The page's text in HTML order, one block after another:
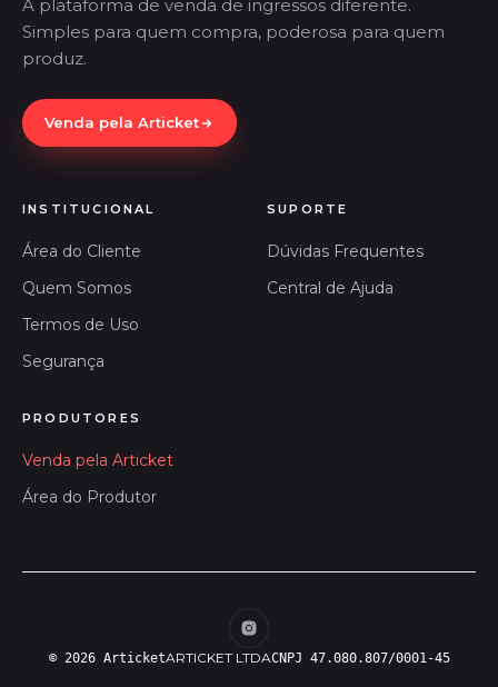
A plataforma de venda de ingressos diferente.
Simples para quem compra, poderosa para quem
produz.
Venda pela Articket
INSTITUCIONAL
Área do Cliente
Quem Somos
Termos de Uso
Segurança
SUPORTE
Dúvidas Frequentes
Central de Ajuda
PRODUTORES
Venda pela Articket
Área do Produtor
© 2026 ArticketARTICKET LTDACNPJ 47.080.807/0001-45